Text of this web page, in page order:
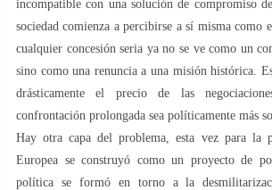
incompatible con una solución de compromiso
sociedad comienza a percibirse a sí misma como
cualquier concesión seria ya no se ve como un
sino como una renuncia a una misión histórica.
drásticamente el precio de las
confrontación prolongada sea políticamente más
Hay otra capa del problema, esta vez para la
Europea se construyó como un proyecto de
política se formó en torno a la